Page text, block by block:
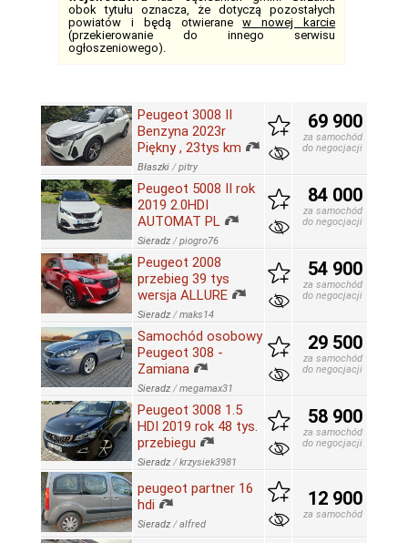
obok tytułu oznacza, że dotyczą pozostałych
powiatów i będą otwieranew nowej karcie
(przekierowanie do innego serwisu
ogłoszeniowego).
Peugeot 3008 II
Benzyna 2023r
Piękny , 23tys km
Błaszki /pitry
69 900
za samochód
do negocjacji
Peugeot 5008 II rok
2019 2.0HDI
AUTOMAT PL
Sieradz /piogro76
84 000
za samochód
do negocjacji
Peugeot 2008
przebieg 39 tys
wersja ALLURE
Sieradz /maks14
54 900
za samochód
do negocjacji
Samochód osobowy
Peugeot 308 -
Zamiana
Sieradz /megamax31
29 500
za samochód
do negocjacji
Peugeot 3008 1.5
HDI 2019 rok 48 tys.
przebiegu
Sieradz /krzysiek3981
58 900
za samochód
do negocjacji
peugeot partner 16
hdi
Sieradz /alfred
12 900
za samochód